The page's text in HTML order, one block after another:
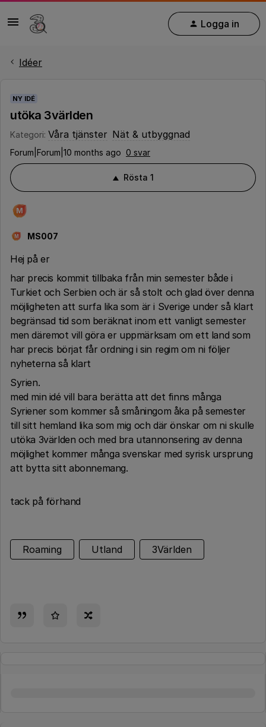
Logga in
Idéer
NY IDÉ
utöka 3världen
Kategori: Våra tjänster Nät & utbyggnad
Forum|Forum|10 months ago 0 svar
Rösta 1
M
M MS007
Hej på er
har precis kommit tillbaka från min semester både i
Turkiet och Serbien och är så stolt och glad över denna
möjligheten att surfa lika som är i Sverige under så klart
begränsad tid som beräknat inom ett vanligt semester
men däremot vill göra er uppmärksam om ett land som
har precis börjat får ordning i sin regim om ni följer
nyheterna så klart
Syrien.
med min idé vill bara berätta att det finns många
Syriener som kommer så småningom åka på semester
till sitt hemland lika som mig och där önskar om ni skulle
utöka 3världen och med bra utannonsering av denna
möjlighet kommer många svenskar med syrisk ursprung
att bytta sitt abonnemang.
tack på förhand
Roaming Utland 3Världen